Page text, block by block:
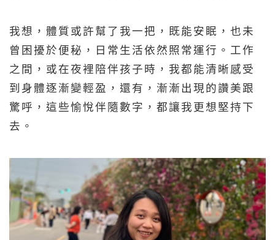
我想，體質或許幫了我一把，既能安眠，也未
曾困擾於便秘，日常生活依然照常運行。工作
之間，或在夜裡陪伴孩子時，我都能清晰感受
到身體逐漸變輕盈，還有，漸漸出現的讚美跟
驚呼，這些愉悅伴隨數字，都讓我更想堅持下
去。